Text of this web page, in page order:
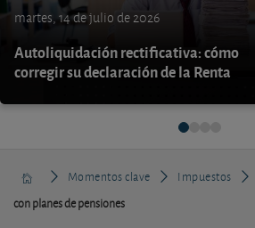
martes, 14 de julio de 2026
Autoliquidación rectificativa: cómo
corregir su declaración de la Renta
Momentos clave Impuestos
con planes de pensiones